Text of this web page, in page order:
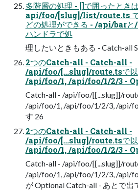
多階層の処理 - []で囲ったときは
api/foo/[slug]/list/route.ts
どの処理ができる - /api/bar
ハンドラで処
理したいときもある - Catch-all
2つのCatch-all - Catch-all -
/api/foo/[...slug]/route.tsで以
/api/foo/1, /api/foo/1/2/3 -
Catch-all - /api/foo/[[...slug]]/
/api/foo/1, /api/foo/1/2/3, /api/
す 26
2つのCatch-all - Catch-all -
/api/foo/[...slug]/route.tsで以
/api/foo/1, /api/foo/1/2/3 -
Catch-all - /api/foo/[[...slug]]/
/api/foo/1, /api/foo/1/2/3, /api/
が Optional Catch-all - あとで出